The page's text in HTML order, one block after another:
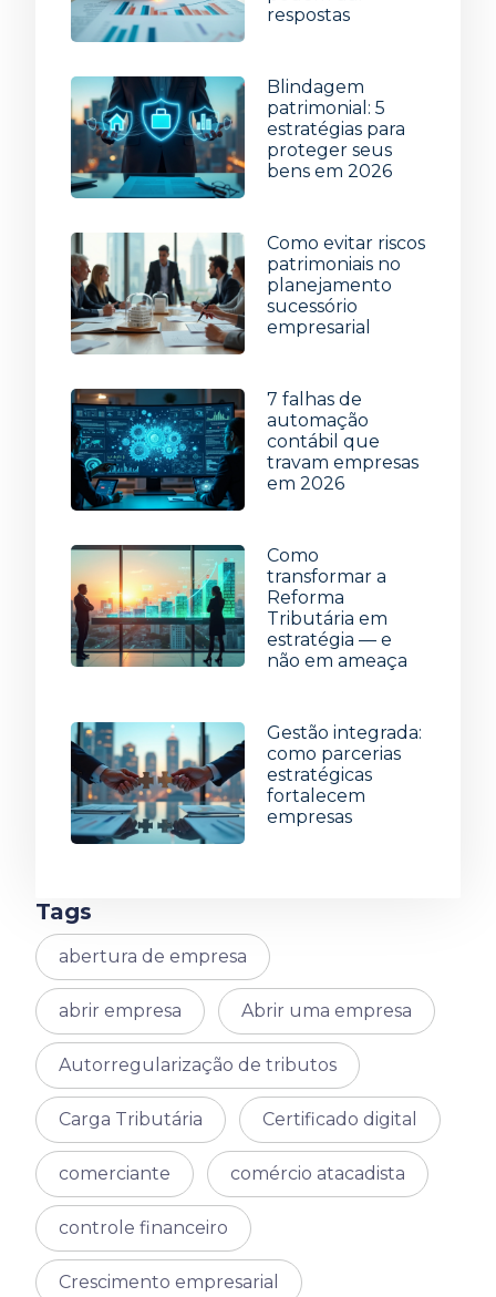
respostas
Blindagem
patrimonial: 5
estratégias para
proteger seus
bens em 2026
Como evitar riscos
patrimoniais no
planejamento
sucessório
empresarial
7 falhas de
automação
contábil que
travam empresas
em 2026
Como
transformar a
Reforma
Tributária em
estratégia — e
não em ameaça
Gestão integrada:
como parcerias
estratégicas
fortalecem
empresas
Tags
abertura de empresa
abrir empresa Abrir uma empresa
Autorregularização de tributos
Carga Tributária Certificado digital
comerciante comércio atacadista
controle financeiro
Crescimento empresarial